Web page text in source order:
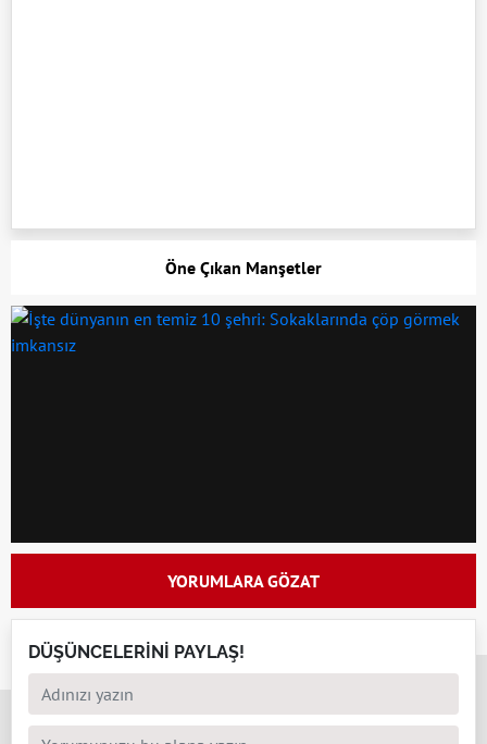
Öne Çıkan Manşetler
YORUMLARA GÖZAT
DÜŞÜNCELERİNİ PAYLAŞ!